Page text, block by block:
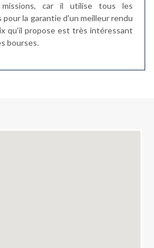
car il utilise tous les
la garantie d'un meilleur rendu
qu'il propose est très intéressant
bourses.